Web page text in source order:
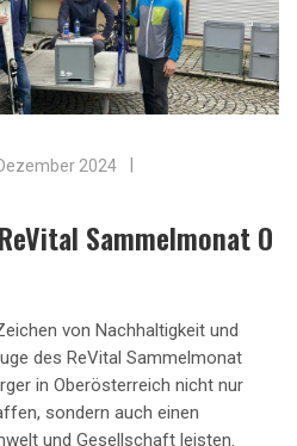
2024
Sammelmonat O
von Nachhaltigkeit und
des ReVital Sammelmonat
in Oberösterreich nicht nur
sondern auch einen
und Gesellschaft leisten.